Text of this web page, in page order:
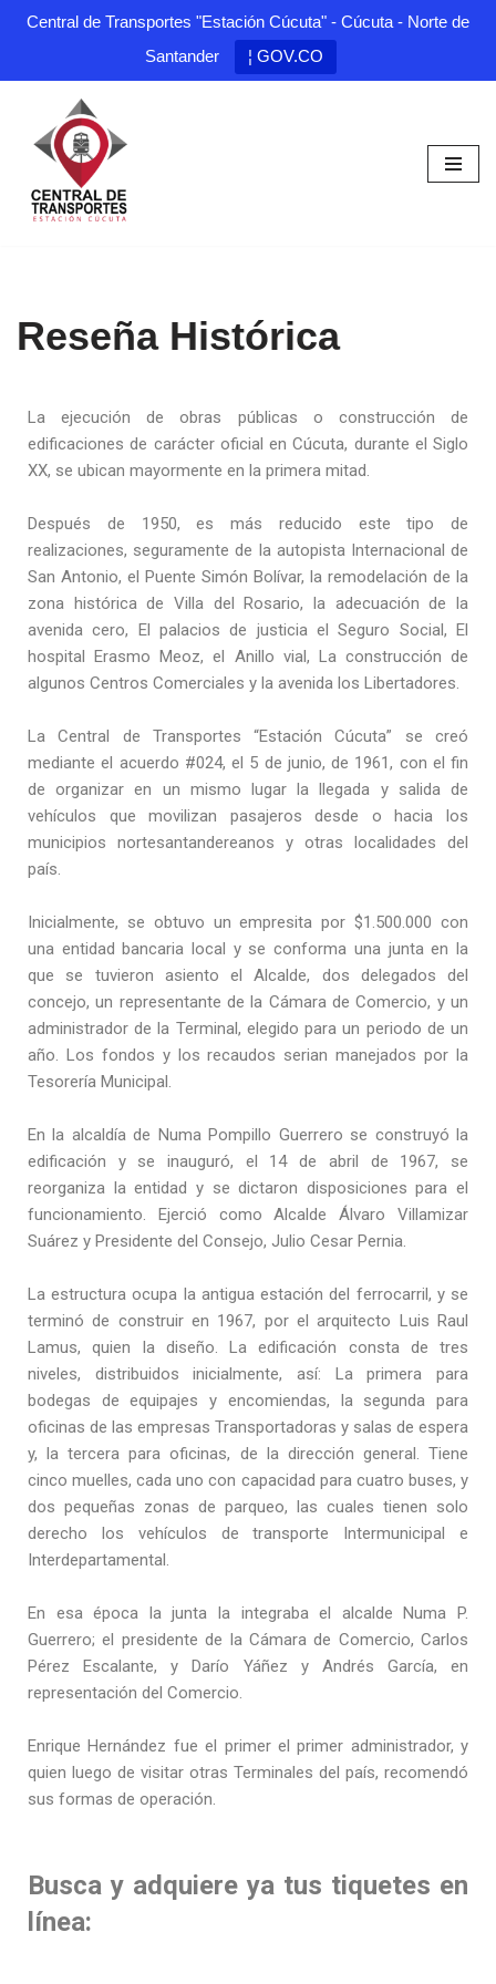
Central de Transportes "Estación Cúcuta" - Cúcuta - Norte de
Santander
¦ GOV.CO
Saltar
contenido
Reseña Histórica
La ejecución de obras públicas o construcción de
edificaciones de carácter oficial en Cúcuta, durante el Siglo
XX, se ubican mayormente en la primera mitad.
Después de 1950, es más reducido este tipo de
realizaciones, seguramente de la autopista Internacional de
San Antonio, el Puente Simón Bolívar, la remodelación de la
zona histórica de Villa del Rosario, la adecuación de la
avenida cero, El palacios de justicia el Seguro Social, El
hospital Erasmo Meoz, el Anillo vial, La construcción de
algunos Centros Comerciales y la avenida los Libertadores.
La Central de Transportes “Estación Cúcuta” se creó
mediante el acuerdo #024, el 5 de junio, de 1961, con el fin
de organizar en un mismo lugar la llegada y salida de
vehículos que movilizan pasajeros desde o hacia los
municipios nortesantandereanos y otras localidades del
país.
Inicialmente, se obtuvo un empresita por $1.500.000 con
una entidad bancaria local y se conforma una junta en la
que se tuvieron asiento el Alcalde, dos delegados del
concejo, un representante de la Cámara de Comercio, y un
administrador de la Terminal, elegido para un periodo de un
año. Los fondos y los recaudos serian manejados por la
Tesorería Municipal.
En la alcaldía de Numa Pompillo Guerrero se construyó la
edificación y se inauguró, el 14 de abril de 1967, se
reorganiza la entidad y se dictaron disposiciones para el
funcionamiento. Ejerció como Alcalde Álvaro Villamizar
Suárez y Presidente del Consejo, Julio Cesar Pernia.
La estructura ocupa la antigua estación del ferrocarril, y se
terminó de construir en 1967, por el arquitecto Luis Raul
Lamus, quien la diseño. La edificación consta de tres
niveles, distribuidos inicialmente, así: La primera para
bodegas de equipajes y encomiendas, la segunda para
oficinas de las empresas Transportadoras y salas de espera
y, la tercera para oficinas, de la dirección general. Tiene
cinco muelles, cada uno con capacidad para cuatro buses, y
dos pequeñas zonas de parqueo, las cuales tienen solo
derecho los vehículos de transporte Intermunicipal e
Interdepartamental.
En esa época la junta la integraba el alcalde Numa P.
Guerrero; el presidente de la Cámara de Comercio, Carlos
Pérez Escalante, y Darío Yáñez y Andrés García, en
representación del Comercio.
Enrique Hernández fue el primer el primer administrador, y
quien luego de visitar otras Terminales del país, recomendó
sus formas de operación.
Busca y adquiere ya tus tiquetes en
línea: